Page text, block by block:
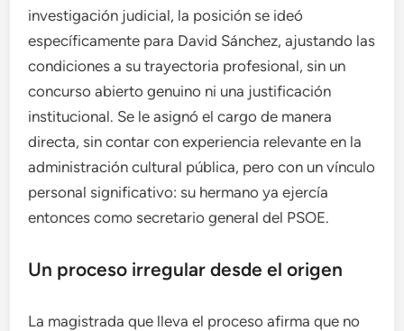
investigación judicial, la posición se ideó
específicamente para David Sánchez, ajustando las
condiciones a su trayectoria profesional, sin un
concurso abierto genuino ni una justificación
institucional. Se le asignó el cargo de manera
directa, sin contar con experiencia relevante en la
administración cultural pública, pero con un vínculo
personal significativo: su hermano ya ejercía
entonces como secretario general del PSOE.
Un proceso irregular desde el origen
La magistrada que lleva el proceso afirma que no